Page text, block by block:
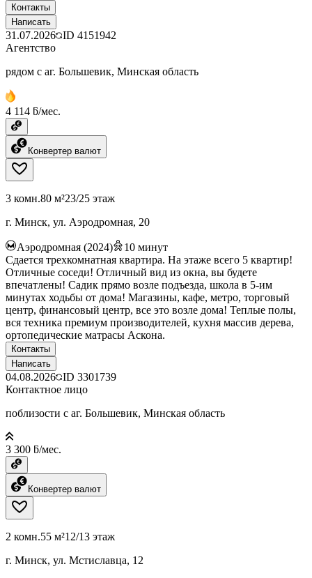
Контакты
Написать
31.07.2026 ID 4151942
Агентство
рядом с аг. Большевик, Минская область
4 114 ƃ/мес.
Конвертер валют
3 комн.80 м²23/25 этаж
г. Минск, ул. Аэродромная, 20
Аэродромная (2024) 10 минут
Сдается трехкомнатная квартира. На этаже всего 5 квартир!
Отличные соседи! Отличный вид из окна, вы будете
впечатлены! Садик прямо возле подъезда, школа в 5-им
минутах ходьбы от дома! Магазины, кафе, метро, торговый
центр, финансовый центр, все это возле дома! Теплые полы,
вся техника премиум производителей, кухня массив дерева,
ортопедические матрасы Аскона.
Контакты
Написать
04.08.2026 ID 3301739
Контактное лицо
поблизости с аг. Большевик, Минская область
3 300 ƃ/мес.
Конвертер валют
2 комн.55 м²12/13 этаж
г. Минск, ул. Мстиславца, 12